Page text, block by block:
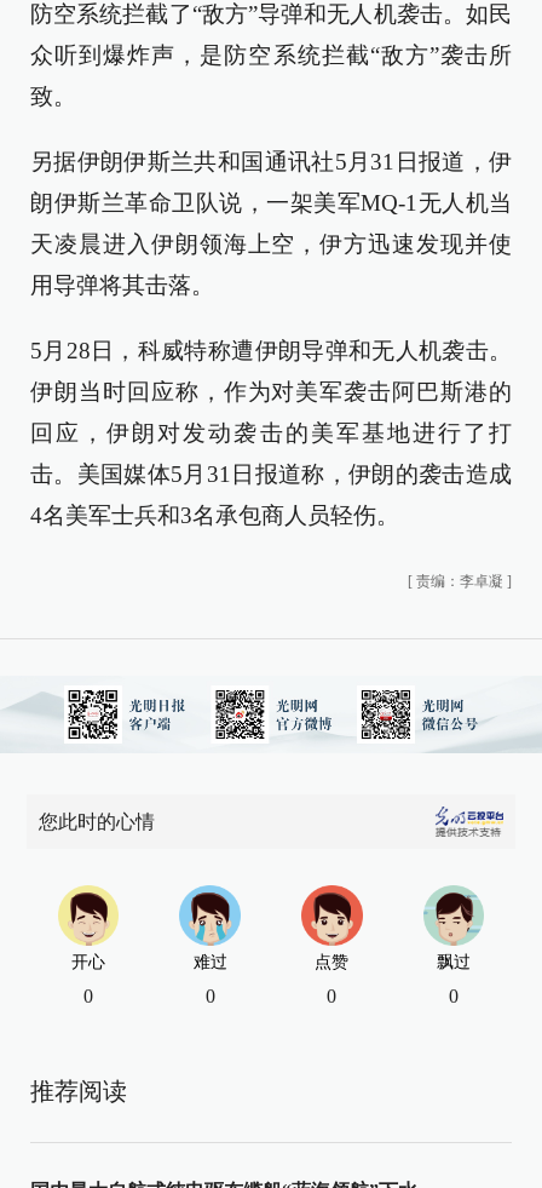
防空系统拦截了“敌方”导弹和无人机袭击。如民
众听到爆炸声，是防空系统拦截“敌方”袭击所
致。
另据伊朗伊斯兰共和国通讯社5月31日报道，伊
朗伊斯兰革命卫队说，一架美军MQ-1无人机当
天凌晨进入伊朗领海上空，伊方迅速发现并使
用导弹将其击落。
5月28日，科威特称遭伊朗导弹和无人机袭击。
伊朗当时回应称，作为对美军袭击阿巴斯港的
回应，伊朗对发动袭击的美军基地进行了打
击。美国媒体5月31日报道称，伊朗的袭击造成
4名美军士兵和3名承包商人员轻伤。
[ 责编：李卓凝 ]
您此时的心情
开心
0
难过
0
点赞
0
飘过
0
推荐阅读